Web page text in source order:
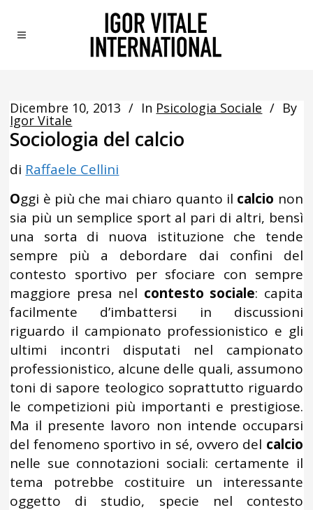
Dicembre 10, 2013 In Psicologia Sociale By
Igor Vitale
Sociologia del calcio
di Raffaele Cellini
Oggi è più che mai chiaro quanto il calcio non
sia più un semplice sport al pari di altri, bensì
una sorta di nuova istituzione che tende
sempre più a debordare dai confini del
contesto sportivo per sfociare con sempre
maggiore presa nel contesto sociale: capita
facilmente d’imbattersi in discussioni
riguardo il campionato professionistico e gli
ultimi incontri disputati nel campionato
professionistico, alcune delle quali, assumono
toni di sapore teologico soprattutto riguardo
le competizioni più importanti e prestigiose.
Ma il presente lavoro non intende occuparsi
del fenomeno sportivo in sé, ovvero del calcio
nelle sue connotazioni sociali: certamente il
tema potrebbe costituire un interessante
oggetto di studio, specie nel contesto